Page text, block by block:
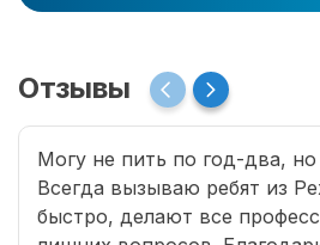
Отзывы
Могу не пить по год-два,
Всегда вызываю ребят из
быстро, делают все